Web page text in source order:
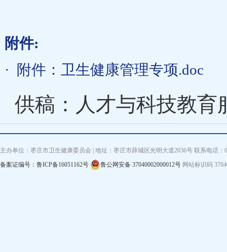
附件:
·
附件：卫生健康管理专项.doc
供稿：人才与科技教育
主办单位：枣庄市卫生健康委员会 | 地址：枣庄市薛城区光明大道2036号 联系电话
备案证编号：鲁ICP备16051162号
鲁公网安备 37040002000012号 网站标识码